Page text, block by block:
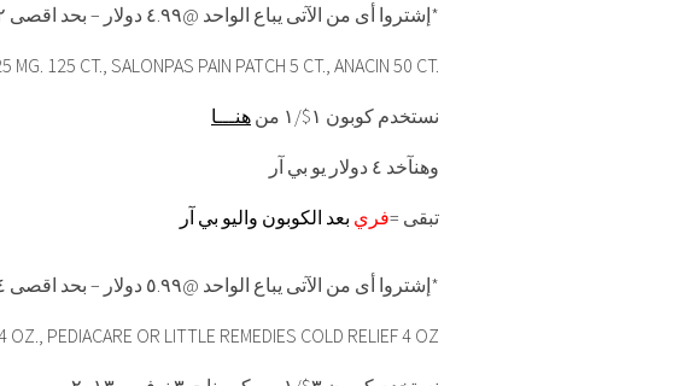
إشتروا أى من الآتى يباع الواحد @٤.٩٩ دولار – بحد اقصى ٢*
125 CT., SALONPAS PAIN PATCH 5 CT., ANACIN 50 CT.
نستخدم كوبون ١$/١ من هنـــا
وهنآخد ٤ دولار يو بي آر
تبقى =فري بعد الكوبون واليو بي آر
إشتروا أى من الآتى يباع الواحد @٥.٩٩ دولار – بحد اقصى ٤*
OZ., PEDIACARE OR LITTLE REMEDIES COLD RELIEF 4 OZ